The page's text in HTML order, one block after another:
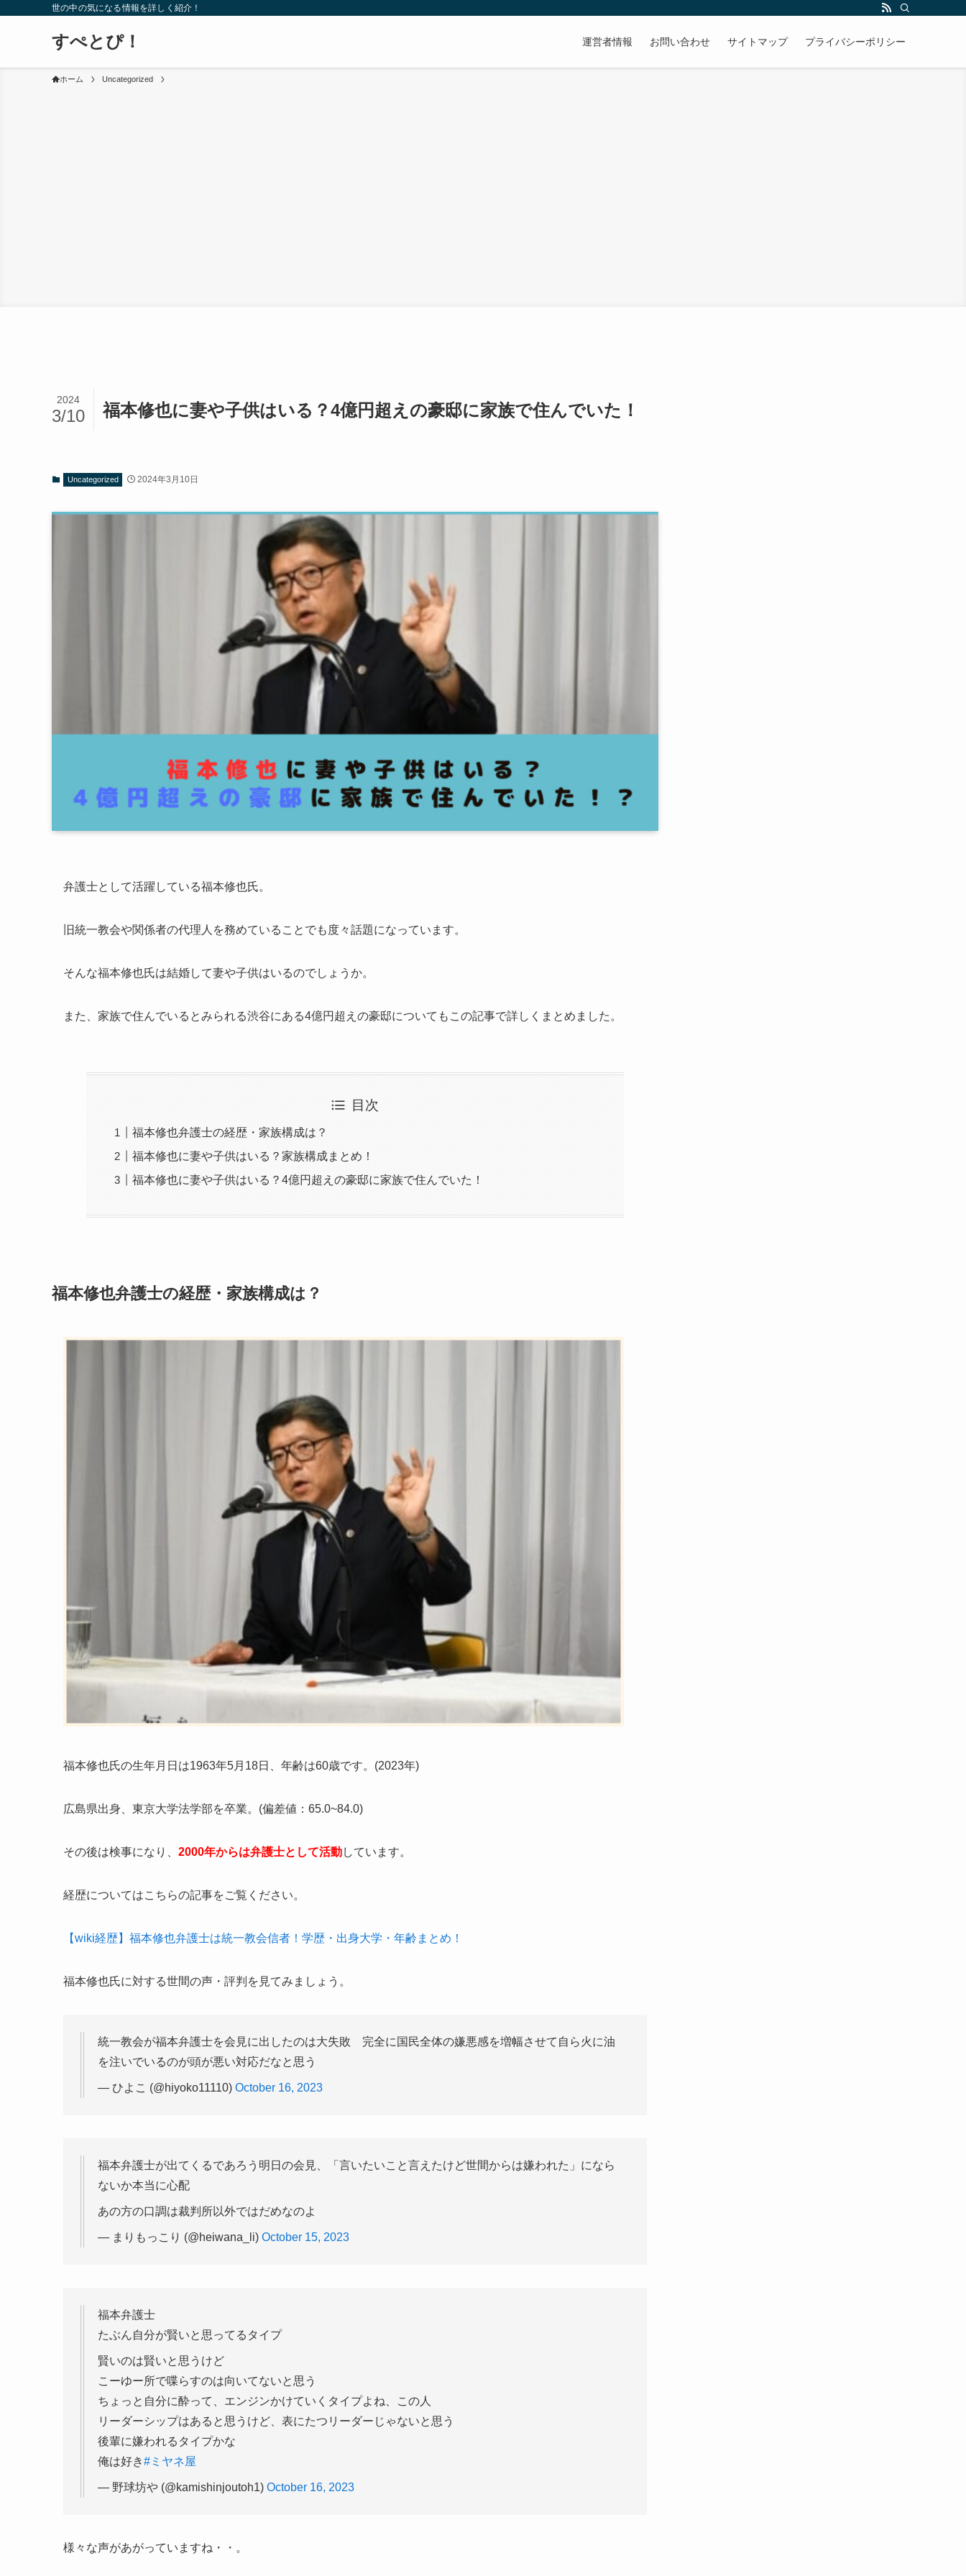
世の中の気になる情報を詳しく紹介！
すぺとぴ！ 運営者情報 お問い合わせ サイトマップ プライバシーポリシー
ホーム Uncategorized
福本修也に妻や子供はいる？4億円超えの豪邸に家族で住んでいた！
2024
3/10
Uncategorized 2024年3月10日
弁護士として活躍している福本修也氏。
旧統一教会や関係者の代理人を務めていることでも度々話題になっています。
そんな福本修也氏は結婚して妻や子供はいるのでしょうか。
また、家族で住んでいるとみられる渋谷にある4億円超えの豪邸についてもこの記事で詳しくまとめました。
目次
福本修也弁護士の経歴・家族構成は？
福本修也に妻や子供はいる？家族構成まとめ！
福本修也に妻や子供はいる？4億円超えの豪邸に家族で住んでいた！
福本修也弁護士の経歴・家族構成は？
福本修也氏の生年月日は1963年5月18日、年齢は60歳です。(2023年)
広島県出身、東京大学法学部を卒業。(偏差値： 65.0~84.0)
その後は検事になり、 2000年からは弁護士として活動しています。
経歴についてはこちらの記事をご覧ください。
【wiki経歴】福本修也弁護士は統一教会信者！学歴・出身大学・年齢まとめ！
福本修也氏に対する世間の声・評判を見てみましょう。
統一教会が福本弁護士を会見に出したのは大失敗 完全に国民全体の嫌悪感を増幅させて自ら火に油
を注いでいるのが頭が悪い対応だなと思う
— ひよこ (@hiyoko11110) October 16, 2023
福本弁護士が出てくるであろう明日の会見、「言いたいこと言えたけど世間からは嫌われた」になら
ないか本当に心配
あの方の口調は裁判所以外ではだめなのよ
— まりもっこり (@heiwana_li) October 15, 2023
福本弁護士
たぶん自分が賢いと思ってるタイプ
賢いのは賢いと思うけど
こーゆー所で喋らすのは向いてないと思う
ちょっと自分に酔って、エンジンかけていくタイプよね、この人
リーダーシップはあると思うけど、表にたつリーダーじゃないと思う
後輩に嫌われるタイプかな
俺は好き#ミヤネ屋
— 野球坊や (@kamishinjoutoh1) October 16, 2023
様々な声があがっていますね・・。